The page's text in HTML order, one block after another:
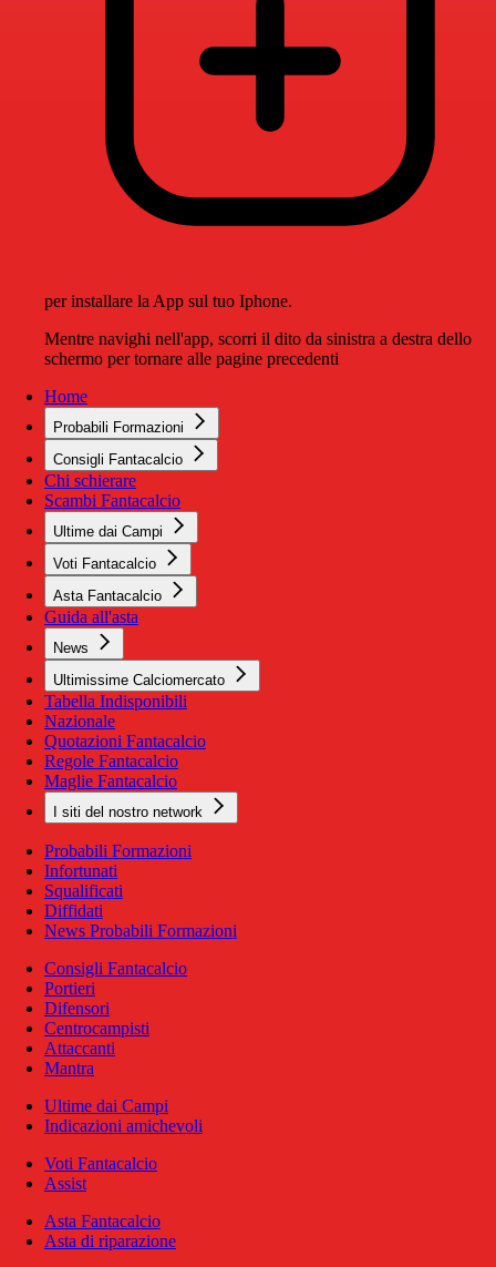
per installare la App sul tuo Iphone.
Mentre navighi nell'app, scorri il dito da sinistra a destra dello
schermo per tornare alle pagine precedenti
Home
Probabili Formazioni
Consigli Fantacalcio
Chi schierare
Scambi Fantacalcio
Ultime dai Campi
Voti Fantacalcio
Asta Fantacalcio
Guida all'asta
News
Ultimissime Calciomercato
Tabella Indisponibili
Nazionale
Quotazioni Fantacalcio
Regole Fantacalcio
Maglie Fantacalcio
I siti del nostro network
Probabili Formazioni
Infortunati
Squalificati
Diffidati
News Probabili Formazioni
Consigli Fantacalcio
Portieri
Difensori
Centrocampisti
Attaccanti
Mantra
Ultime dai Campi
Indicazioni amichevoli
Voti Fantacalcio
Assist
Asta Fantacalcio
Asta di riparazione